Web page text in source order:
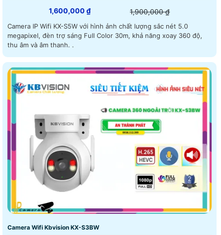
1,600,000 ₫ 1,900,000 ₫
Camera IP Wifi KX-S5W với hình ảnh chất lượng sắc nét 5.0
megapixel, đèn trợ sáng Full Color 30m, khả năng xoay 360 độ,
thu âm và âm thanh. .
Camera Wifi Kbvision KX-S3BW